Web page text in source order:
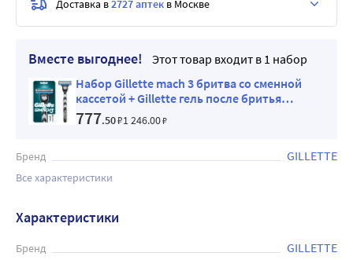
Вместе выгоднее!
Этот товар входит в 1 набор
Набор Gillette mach 3 бритва со сменной
кассетой + Gillette гель после бритья
успокаивающий 75 мл
777.50₽1 246.00₽
Бренд GILLETTE
Все характеристики
Доставка в2727 аптек в Москве
Характеристики
Бренд GILLETTE